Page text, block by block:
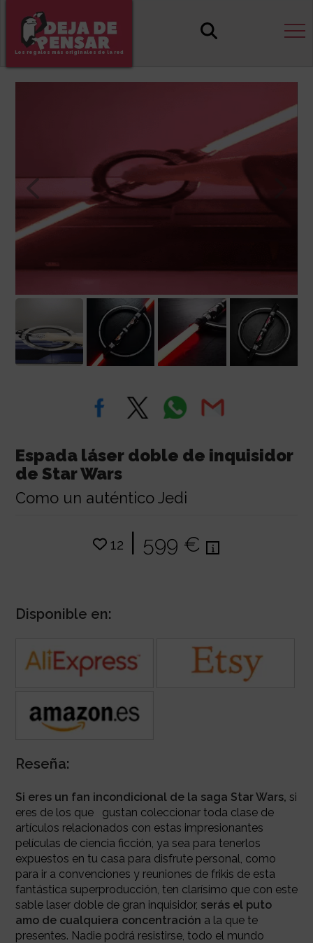
Los regalos más originales de la red
Espada láser doble de inquisidor
de Star Wars
Como un auténtico Jedi
12 | 599 €
Disponible en:
Reseña:
Si eres un fan incondicional de la saga Star Wars, si
eres de los que gustan coleccionar toda clase de
artículos relacionados con estas impresionantes
películas de ciencia ficción, ya sea para tenerlos
expuestos en tu casa para disfrute personal, como
para ir a convenciones y reuniones de frikis de esta
fantástica superproducción, ten clarísimo que con este
sable laser doble de gran inquisidor, serás el puto
amo de cualquiera concentración a la que te
presentes. Nadie podrá resistirse, todo el mundo